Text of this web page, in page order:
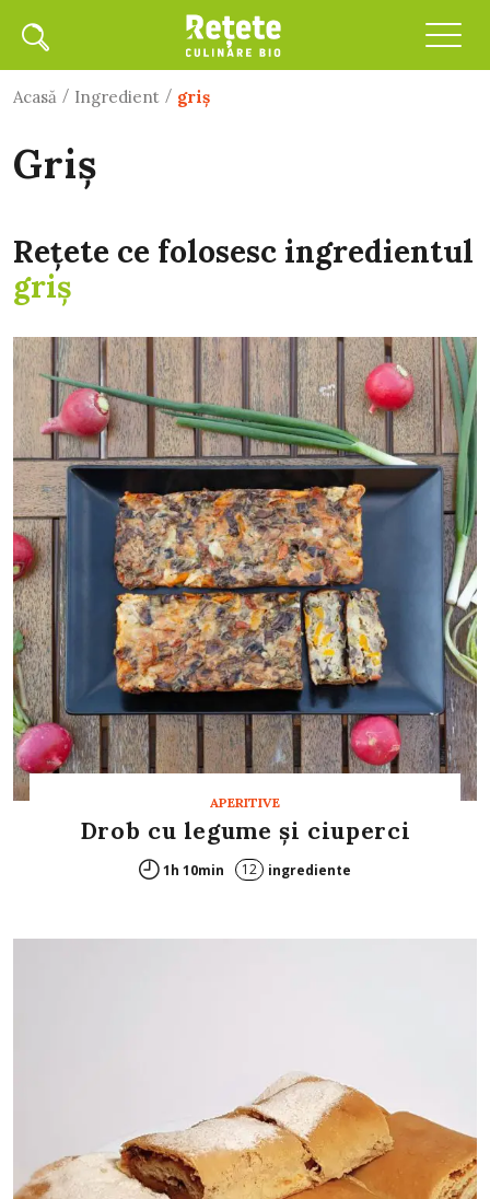
Acasă / Ingredient / griș
griș
Rețete ce folosesc ingredientul
griș
APERITIVE
Drob cu legume și ciuperci
1h 10min 12 ingrediente